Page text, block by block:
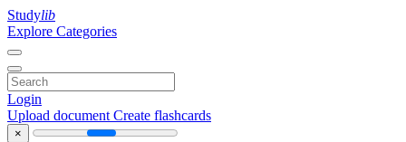
Studylib
Explore Categories
Login
Upload document Create flashcards
×